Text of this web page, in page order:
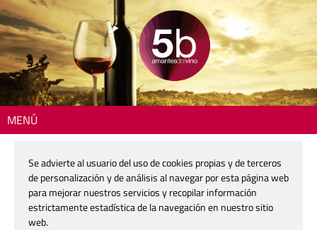
MENÚ
Adela y Carlo, un último acto
12 diciembre, 2025
Se advierte al usuario del uso de cookies propias y de terceros
de personalización y de análisis al navegar por esta página web
para mejorar nuestros servicios y recopilar información
estrictamente estadística de la navegación en nuestro sitio
web.